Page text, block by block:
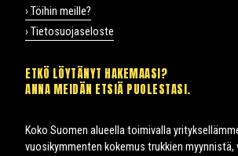
› Töihin meille?
› Tietosuojaseloste
ETKÖ LÖYTÄNYT HAKEMAASI?
ANNA MEIDÄN ETSIÄ PUOLESTASI.
Koko Suomen alueella toimivalla
vuosikymmenten kokemus trukkien myynnistä,